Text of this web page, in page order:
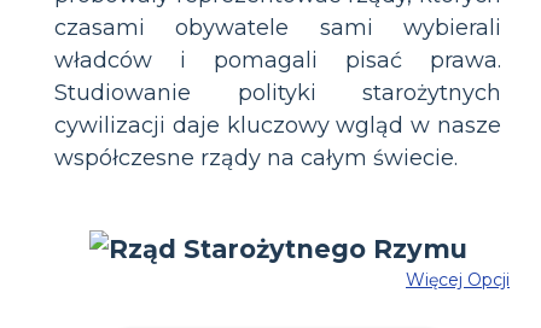
czasami obywatele sami wybierali
władców i pomagali pisać prawa.
Studiowanie polityki starożytnych
cywilizacji daje kluczowy wgląd w nasze
współczesne rządy na całym świecie.
Więcej Opcji